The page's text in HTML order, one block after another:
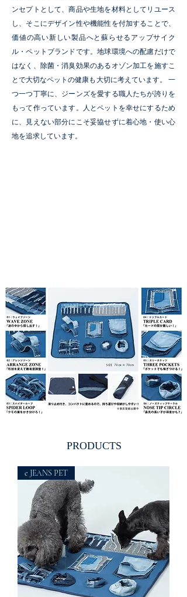
ンセプトとして、商品や生地を材料としてリユース
し、そこにデザイン性や機能性を付加することで、
価値の⾼い新しい製品へと蘇らせるアップサイク
ル・ペットブランドです。地球環境への配慮だけで
はなく、除菌・消臭効果のあるオゾン加⼯を施すこ
とで⼤切なペットの健康も⼤切に考えています。 一
つ一つ丁寧に、ジーンズを愛する職人たちが誇りを
もって作っています。人とペットを幸せにするため
に、見えない部分にこそ妥協せずに着心地・使い心
地を追求しています。
PRODUCTS
e JEANS PET